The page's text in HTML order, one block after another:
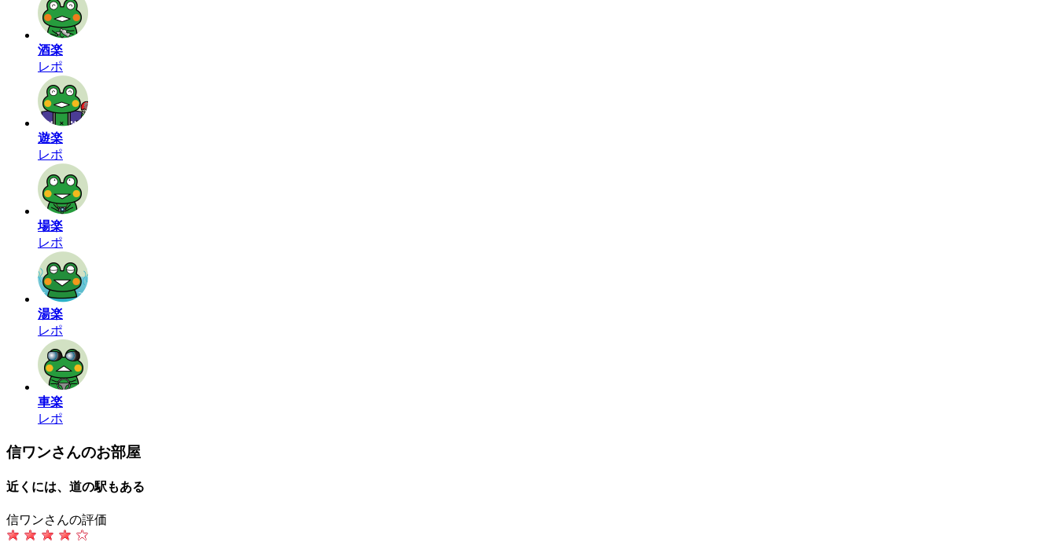
酒楽
レポ
遊楽
レポ
場楽
レポ
湯楽
レポ
車楽
レポ
信ワンさんのお部屋
近くには、道の駅もある
信ワンさんの評価